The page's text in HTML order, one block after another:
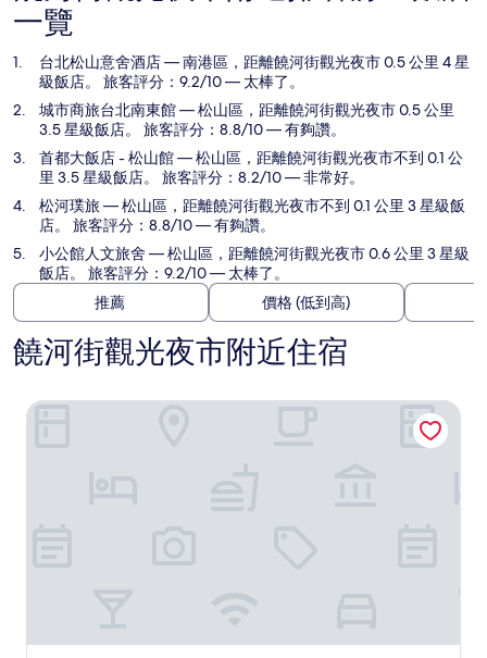
一覽
台北松山意舍酒店— 南港區，距離饒河街觀光夜市 0.5 公里 4 星
級飯店。 旅客評分：9.2/10 — 太棒了。
城市商旅台北南東館— 松山區，距離饒河街觀光夜市 0.5 公里
3.5 星級飯店。 旅客評分：8.8/10 — 有夠讚。
首都大飯店 - 松山館— 松山區，距離饒河街觀光夜市不到 0.1 公
里 3.5 星級飯店。 旅客評分：8.2/10 — 非常好。
松河璞旅— 松山區，距離饒河街觀光夜市不到 0.1 公里 3 星級飯
店。 旅客評分：8.8/10 — 有夠讚。
小公館人文旅舍 — 松山區，距離饒河街觀光夜市 0.6 公里 3 星級
飯店。 旅客評分：9.2/10 — 太棒了。
推薦
價格 (低到高)
饒河街觀光夜市附近住宿
台北松山意舍酒店